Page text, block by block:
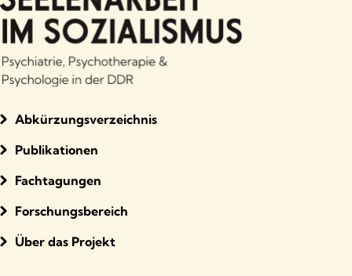
Abkürzungsverzeichnis
Publikationen
Fachtagungen
Forschungsbereich
Über das Projekt